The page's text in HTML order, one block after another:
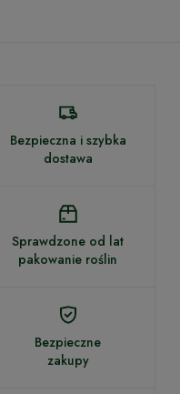
Bezpieczna i szybka
dostawa
Sprawdzone od lat
pakowanie roślin
Bezpieczne
zakupy